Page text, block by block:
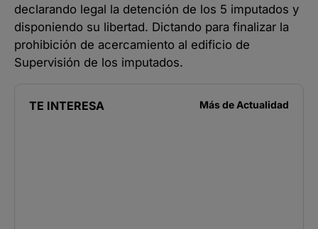
declarando legal la detención de los 5 imputados y
disponiendo su libertad. Dictando para finalizar la
prohibición de acercamiento al edificio de
Supervisión de los imputados.
TE INTERESA Más de Actualidad